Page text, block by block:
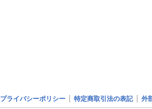
プライバシーポリシー 特定商取引法の表記 外